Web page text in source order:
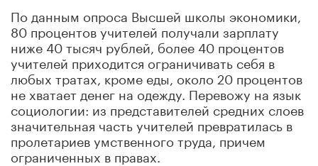
По данным опроса Высшей школы экономики,
80 процентов учителей получали зарплату
ниже 40 тысяч рублей , более 40 процентов
учителей приходится ограничивать себя в
любых тратах, кроме еды , около 20 процентов
не хватает денег на одежду. Перевожу на язык
социологии: из представителей средних слоев
значительная часть учителей превратилась в
пролетариев умственного труда, причем
ограниченных в правах.